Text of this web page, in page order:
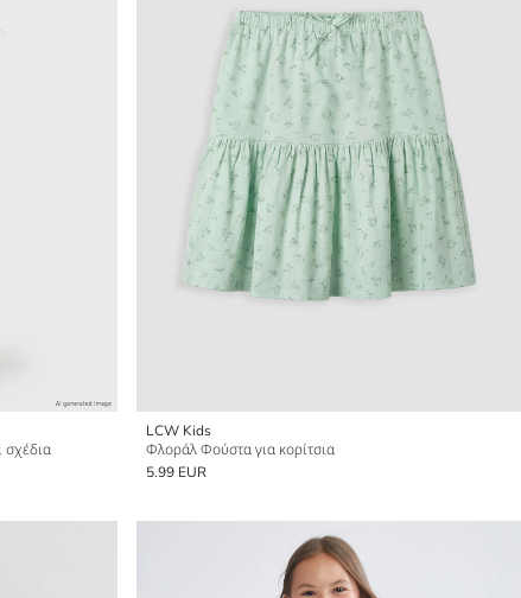
σχέδια
LCW Kids
Φλοράλ Φούστα για κορίτσια
5.99 EUR